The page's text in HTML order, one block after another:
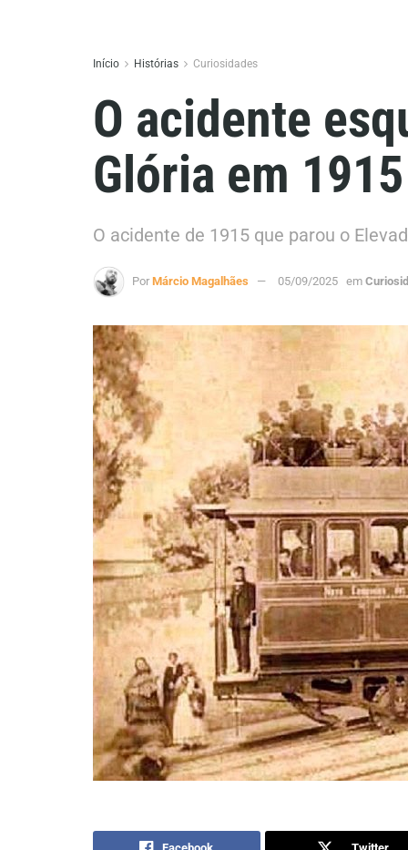
Início Histórias Curiosidades
O acidente
Glória em 1915
O acidente de 1915 que parou o
Por Márcio Magalhães 05/09/2025 em